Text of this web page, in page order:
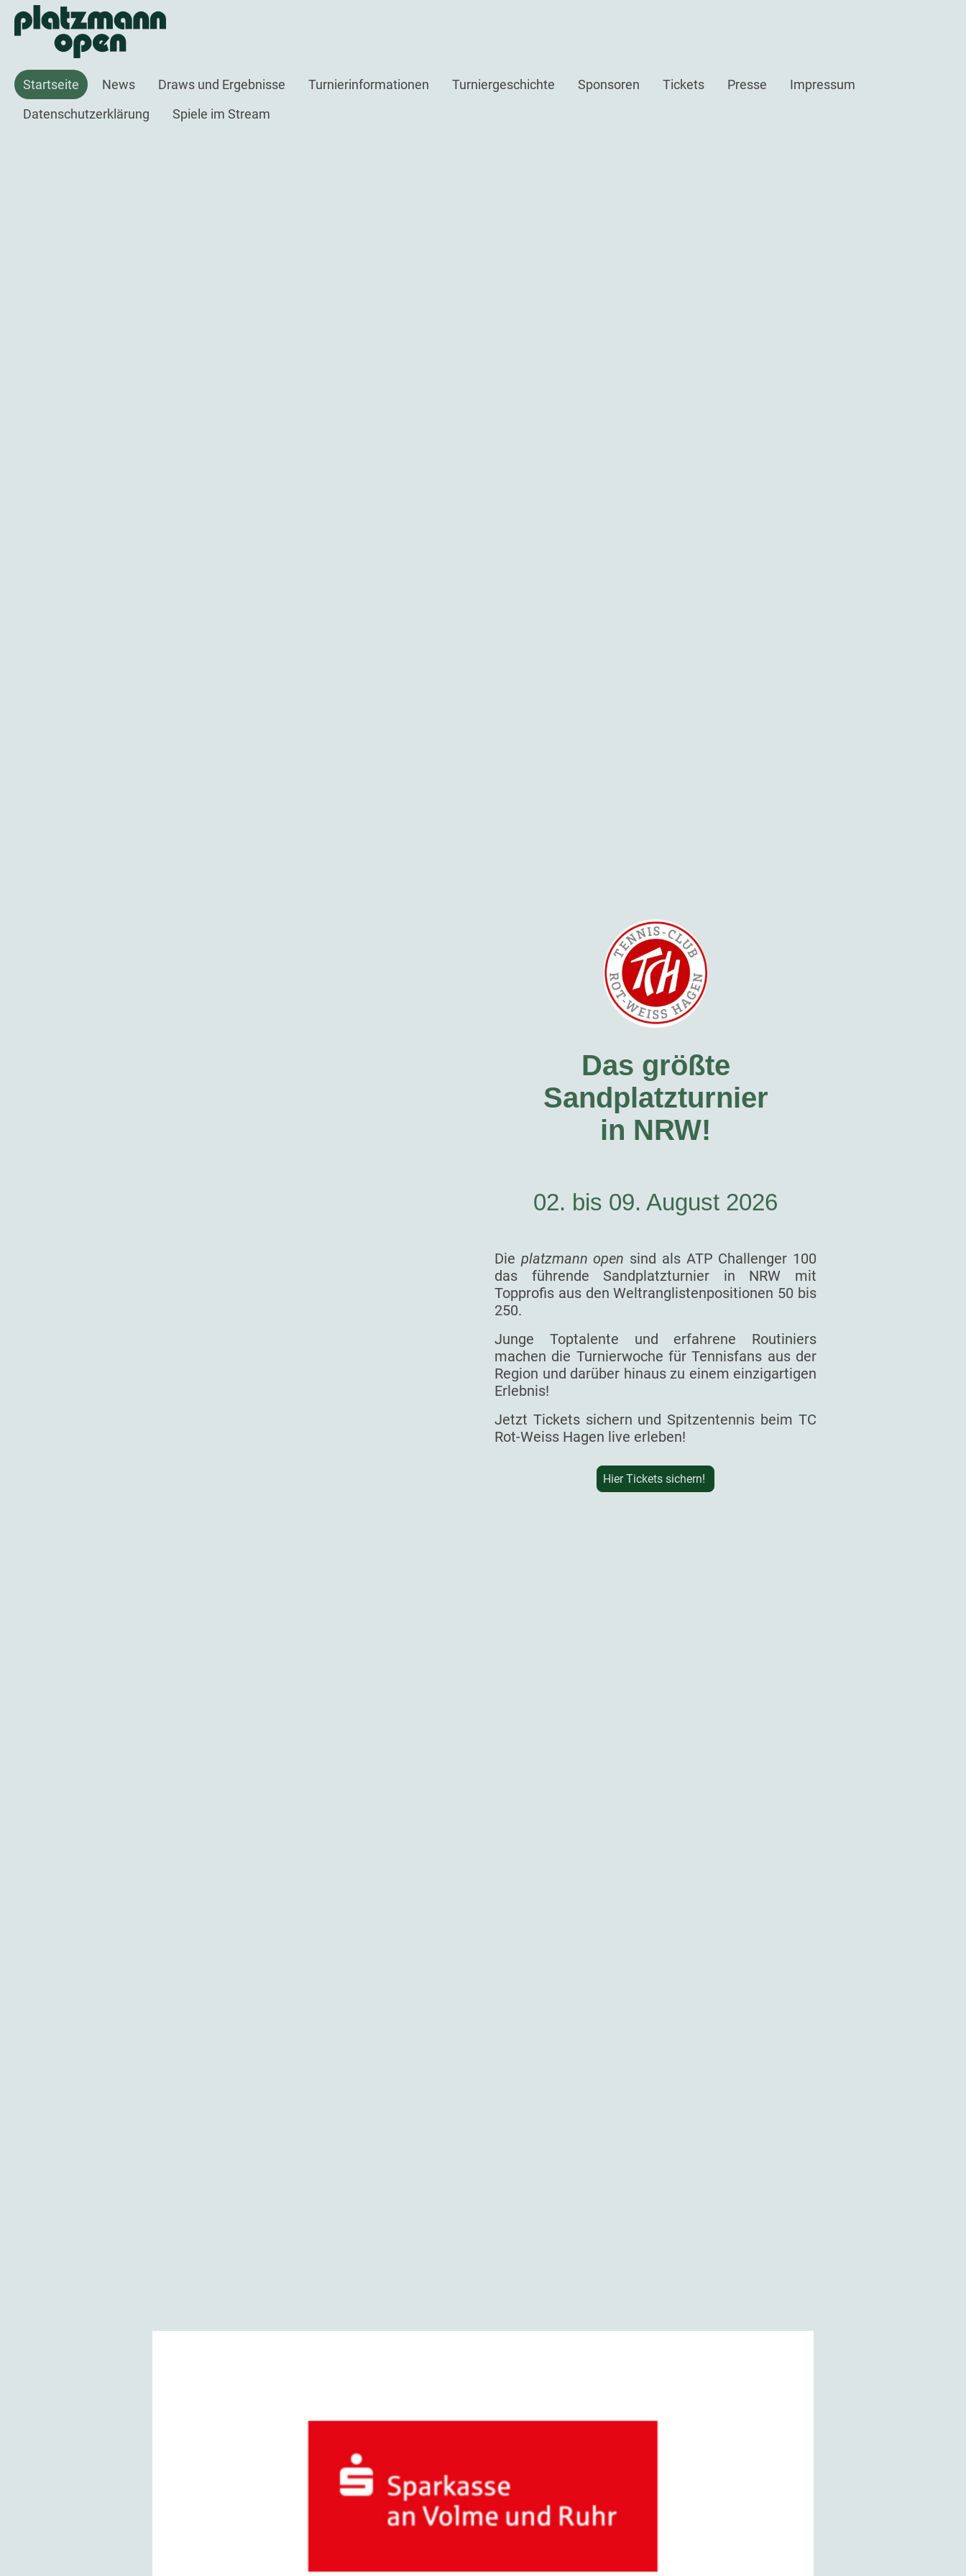
Startseite News Draws und Ergebnisse Turnierinformationen Turniergeschichte Sponsoren Tickets Presse
Impressum
Datenschutzerklärung
Spiele im Stream
Das größte
Sandplatzturnier
in NRW!
02. bis 09. August 2026
Die platzmann open sind als ATP Challenger 100
das führende Sandplatzturnier in NRW mit
Topprofis aus den Weltranglistenpositionen 50 bis
250.
Junge Toptalente und erfahrene Routiniers
machen die Turnierwoche für Tennisfans aus der
Region und darüber hinaus zu einem einzigartigen
Erlebnis!
Jetzt Tickets sichern und Spitzentennis beim TC
Rot-Weiss Hagen live erleben!
Hier Tickets sichern!